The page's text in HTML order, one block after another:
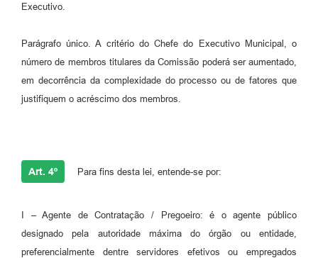
Executivo.
Parágrafo único. A critério do Chefe do Executivo Municipal, o
número de membros titulares da Comissão poderá ser aumentado,
em decorrência da complexidade do processo ou de fatores que
justifiquem o acréscimo dos membros.
Art. 4º Para fins desta lei, entende-se por:
I – Agente de Contratação / Pregoeiro: é o agente público
designado pela autoridade máxima do órgão ou entidade,
preferencialmente dentre servidores efetivos ou empregados